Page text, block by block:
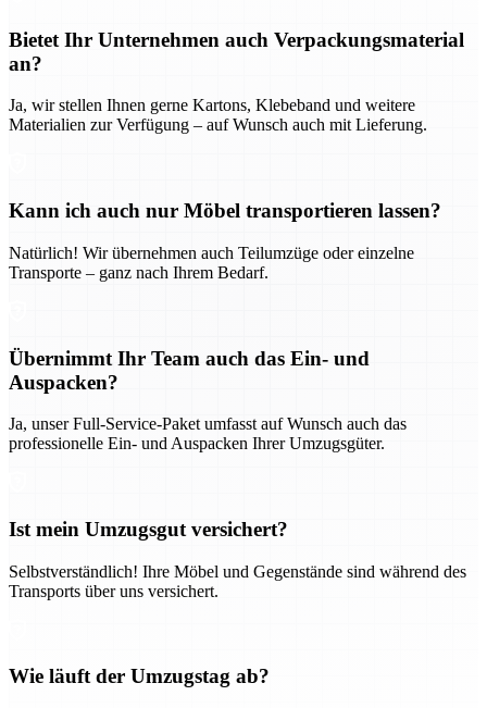
Bietet Ihr Unternehmen auch Verpackungsmaterial
an?
Ja, wir stellen Ihnen gerne Kartons, Klebeband und weitere
Materialien zur Verfügung – auf Wunsch auch mit Lieferung.
Kann ich auch nur Möbel transportieren lassen?
Natürlich! Wir übernehmen auch Teilumzüge oder einzelne
Transporte – ganz nach Ihrem Bedarf.
Übernimmt Ihr Team auch das Ein- und
Auspacken?
Ja, unser Full-Service-Paket umfasst auf Wunsch auch das
professionelle Ein- und Auspacken Ihrer Umzugsgüter.
Ist mein Umzugsgut versichert?
Selbstverständlich! Ihre Möbel und Gegenstände sind während des
Transports über uns versichert.
Wie läuft der Umzugstag ab?